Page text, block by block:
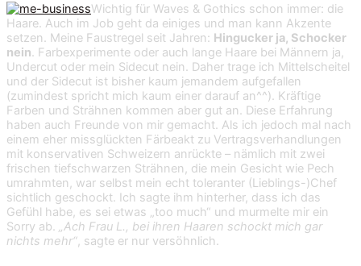
Wichtig für Waves & Gothics schon immer: die
Haare. Auch im Job geht da einiges und man kann Akzente
setzen. Meine Faustregel seit Jahren: Hingucker ja, Schocker
nein . Farbexperimente oder auch lange Haare bei Männern ja,
Undercut oder mein Sidecut nein. Daher trage ich Mittelscheitel
und der Sidecut ist bisher kaum jemandem aufgefallen
(zumindest spricht mich kaum einer darauf an^^). Kräftige
Farben und Strähnen kommen aber gut an. Diese Erfahrung
haben auch Freunde von mir gemacht. Als ich jedoch mal nach
einem eher missglückten Färbeakt zu Vertragsverhandlungen
mit konservativen Schweizern anrückte – nämlich mit zwei
frischen tiefschwarzen Strähnen, die mein Gesicht wie Pech
umrahmten, war selbst mein echt toleranter (Lieblings-)Chef
sichtlich geschockt. Ich sagte ihm hinterher, dass ich das
Gefühl habe, es sei etwas „too much“ und murmelte mir ein
Sorry ab.
„Ach Frau L., bei ihren Haaren schockt mich gar
nichts mehr“ , sagte er nur versöhnlich.